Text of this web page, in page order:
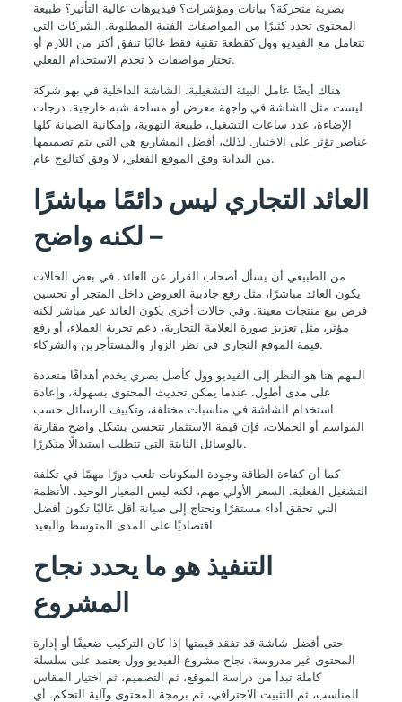
بصرية متحركة؟ بيانات ومؤشرات؟ فيديوهات عالية التأثير؟ طبيعة
المحتوى تحدد كثيرًا من المواصفات الفنية المطلوبة. الشركات التي
تتعامل مع الفيديو وول كقطعة تقنية فقط غالبًا تنفق أكثر من اللازم أو
تختار مواصفات لا تخدم الاستخدام الفعلي.
هناك أيضًا عامل البيئة التشغيلية. الشاشة الداخلية في بهو شركة
ليست مثل الشاشة في واجهة معرض أو مساحة شبه خارجية. درجات
الإضاءة، عدد ساعات التشغيل، طبيعة التهوية، وإمكانية الصيانة كلها
عناصر تؤثر على الاختيار. لذلك، أفضل المشاريع هي التي يتم تصميمها
من البداية وفق الموقع الفعلي، لا وفق كتالوج عام.
العائد التجاري ليس دائمًا مباشرًا
– لكنه واضح
من الطبيعي أن يسأل أصحاب القرار عن العائد. في بعض الحالات
يكون العائد مباشرًا، مثل رفع جاذبية العروض داخل المتجر أو تحسين
فرص بيع منتجات معينة. وفي حالات أخرى يكون العائد غير مباشر لكنه
مؤثر، مثل تعزيز صورة العلامة التجارية، دعم تجربة العملاء، أو رفع
قيمة الموقع التجاري في نظر الزوار والمستأجرين والشركاء.
المهم هنا هو النظر إلى الفيديو وول كأصل بصري يخدم أهدافًا متعددة
على مدى أطول. عندما يمكن تحديث المحتوى بسهولة، وإعادة
استخدام الشاشة في مناسبات مختلفة، وتكييف الرسائل حسب
المواسم أو الحملات، فإن قيمة الاستثمار تتحسن بشكل واضح مقارنة
بالوسائل الثابتة التي تتطلب استبدالًا متكررًا.
كما أن كفاءة الطاقة وجودة المكونات تلعب دورًا مهمًا في تكلفة
التشغيل الفعلية. السعر الأولي مهم، لكنه ليس المعيار الوحيد. الأنظمة
التي تحقق أداء مستقرًا وتحتاج إلى صيانة أقل غالبًا تكون أفضل
اقتصاديًا على المدى المتوسط والبعيد.
التنفيذ هو ما يحدد نجاح
المشروع
حتى أفضل شاشة قد تفقد قيمتها إذا كان التركيب ضعيفًا أو إدارة
المحتوى غير مدروسة. نجاح مشروع الفيديو وول يعتمد على سلسلة
كاملة تبدأ من دراسة الموقع، ثم التصميم، ثم اختيار المقاس
المناسب، ثم التثبيت الاحترافي، ثم برمجة المحتوى وآلية التحكم. أي